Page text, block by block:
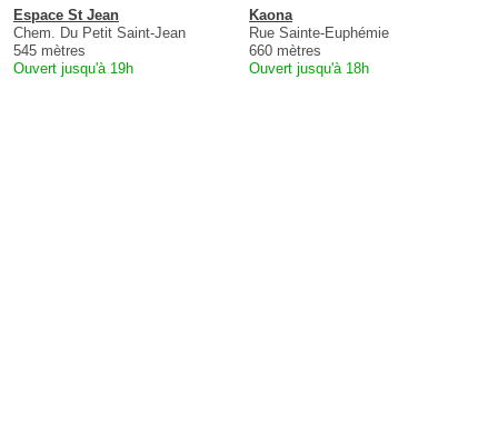
Espace St Jean
Chem. Du Petit Saint-Jean
545 mètres
Ouvert jusqu'à 19h
Kaona
Rue Sainte-Euphémie
660 mètres
Ouvert jusqu'à 18h